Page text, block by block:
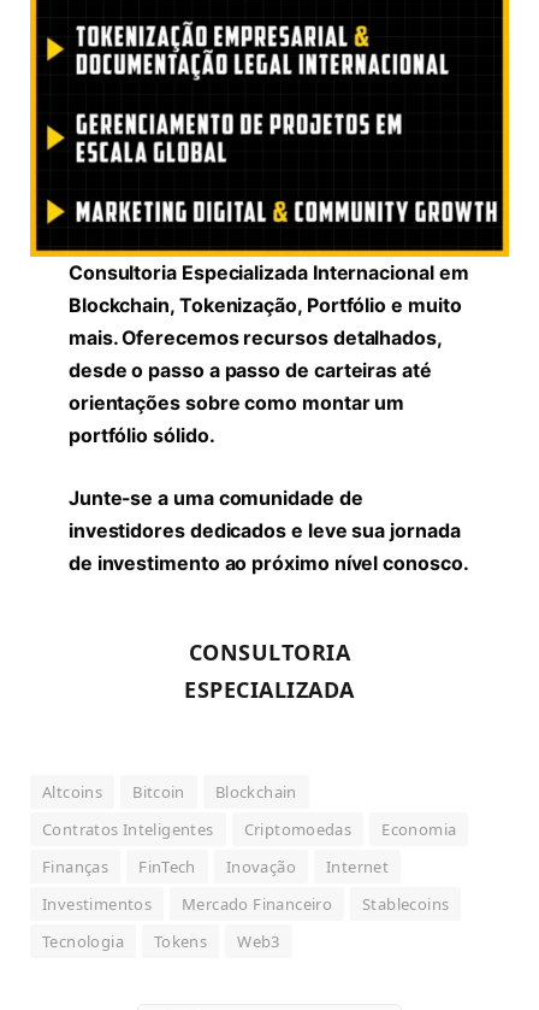
Consultoria Especializada Internacional em
Blockchain, Tokenização, Portfólio e muito
mais. Oferecemos recursos detalhados,
desde o passo a passo de carteiras até
orientações sobre como montar um
portfólio sólido.
Junte-se a uma comunidade de
investidores dedicados e leve sua jornada
de investimento ao próximo nível conosco.
CONSULTORIA
ESPECIALIZADA
Altcoins Bitcoin
Blockchain
Contratos Inteligentes
Criptomoedas
Economia
Finanças
FinTech Inovação
Internet
Investimentos
Mercado Financeiro
Stablecoins
Tecnologia
Tokens Web3